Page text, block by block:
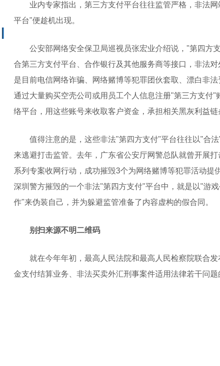
业内专家指出，第三方支付平台往往监管严格，非法网
平台"便趁机出现。
公安部网络安全保卫局巡视员张宏业介绍说，"第四方
合第三方支付平台、合作银行及其他服务商等接口，非法
是目前电信网络诈骗、网络赌博等犯罪团伙套取、漂白非
通过大量购买空壳公司或用员工个人信息注册"第三方支付"
络平台，用这些账号来收取客户资金，承担相关黑灰利益
值得注意的是，这些非法"第四方支付"平台往往以"合法
来逃避打击监管。去年，广东省公安厅网警总队就曾开展
系列专案收网行动，成功摧毁3个为网络赌博等犯罪活动提
深圳警方摧毁的一个非法"第四方支付"平台中，就是以"游
作"来伪装自己，并为躲避监管准备了内容虚构的假合同。
别扫来源不明二维码
就在今年年初，最高人民法院和最高人民检察院联合发
金支付结算业务、非法买卖外汇刑事案件适用法律若干问